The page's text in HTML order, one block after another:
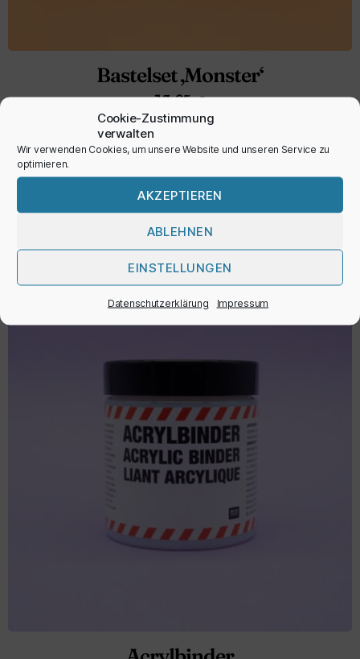
Cookie-Zustimmung
verwalten
Wir verwenden Cookies, um unsere Website und unseren Service zu
optimieren.
AKZEPTIEREN
ABLEHNEN
EINSTELLUNGEN
Datenschutzerklärung Impressum
Bastelset ‚Monster‘
13,95€
inkl. MwSt.
IN DEN WARENKORB